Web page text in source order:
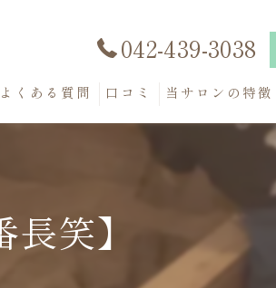
042-439-3038
よくある質問 口コミ 当サロンの特徴
米ぬか
リフレッシュ
笑】